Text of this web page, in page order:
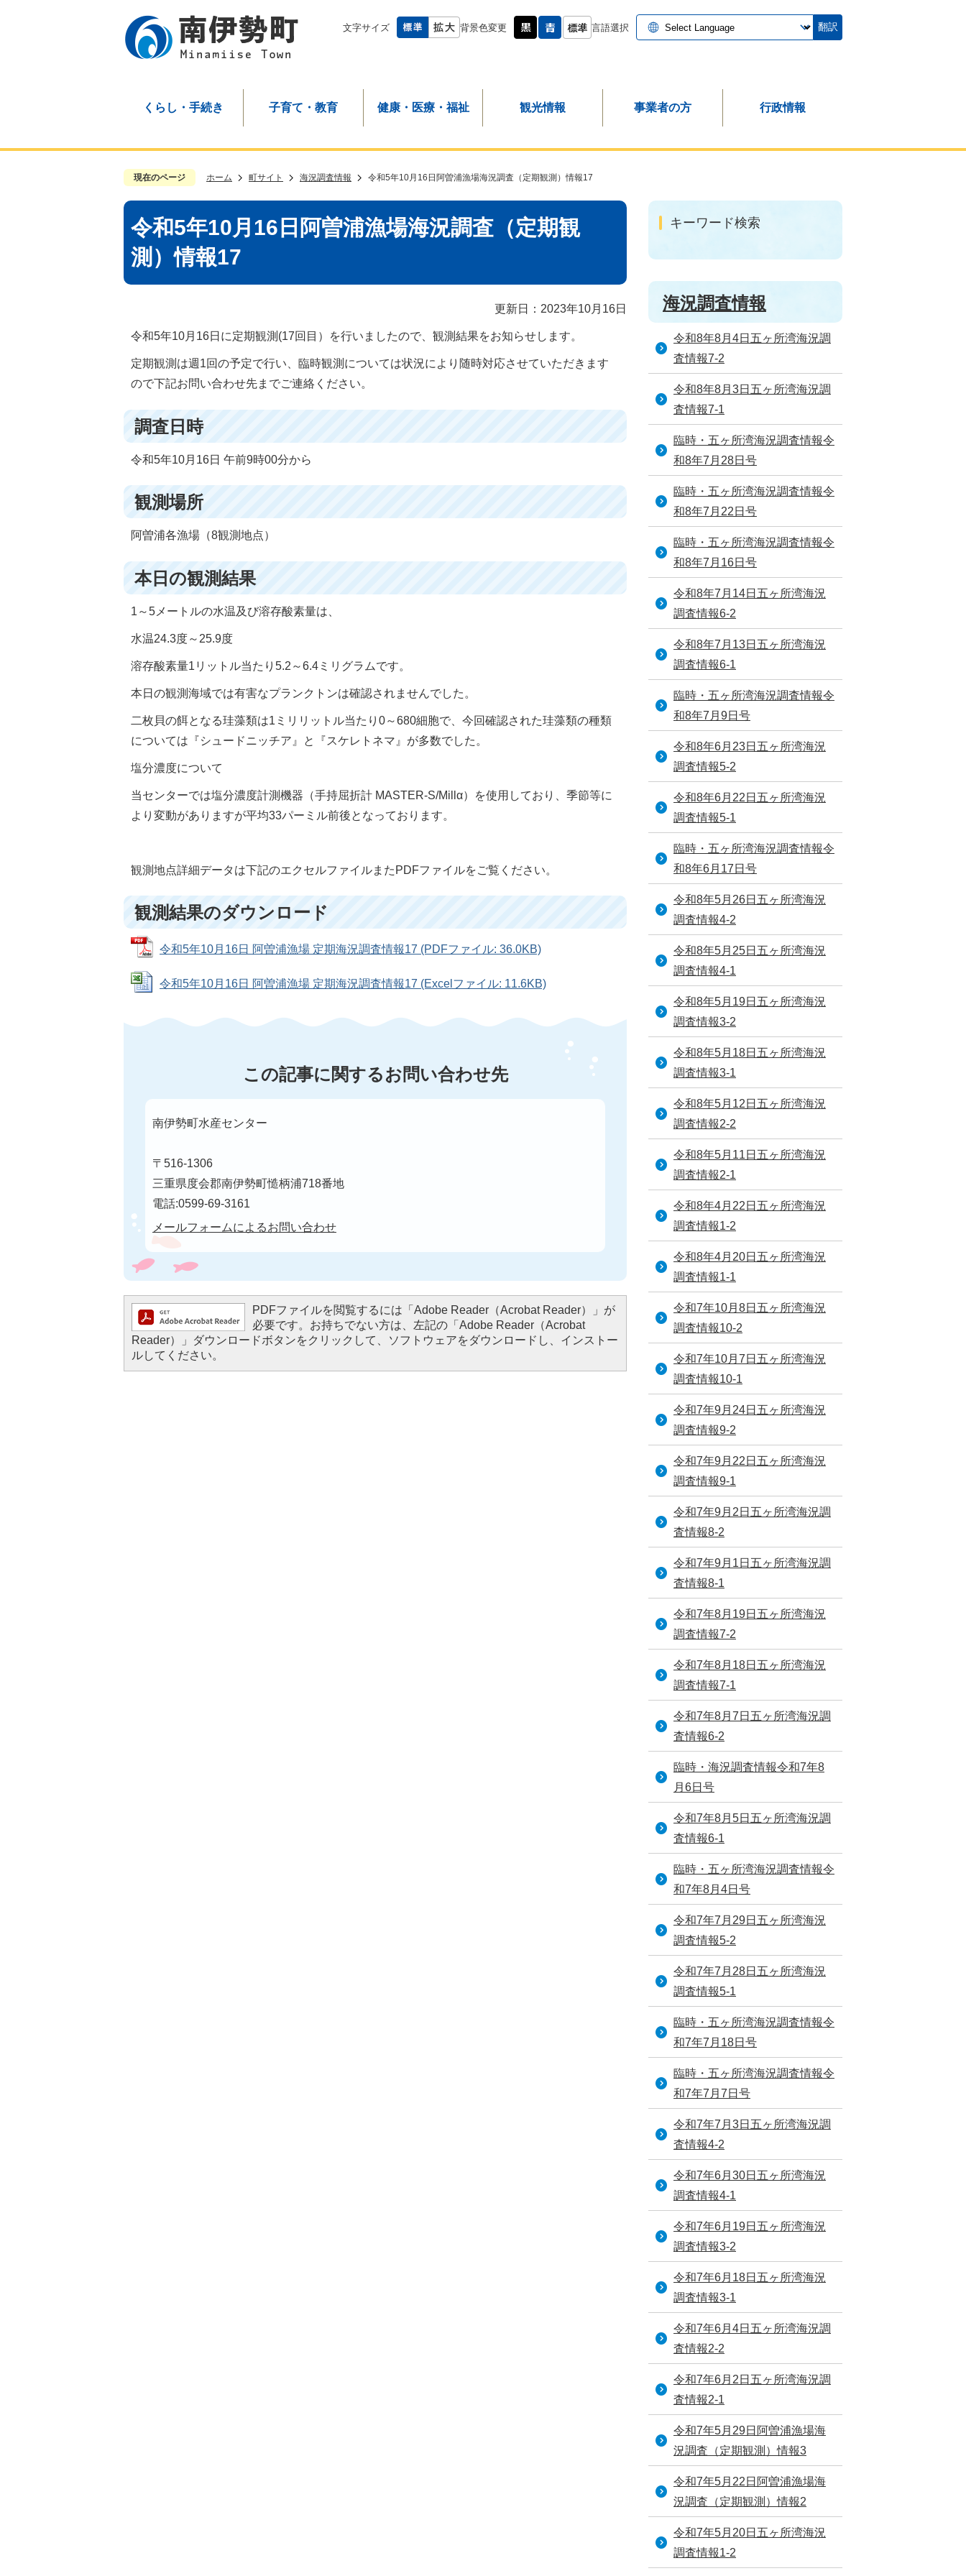
文字サイズ 背景色変更 言語選択 翻訳
くらし・手続き 子育て・教育 健康・医療・福祉 観光情報 事業者の方 行政情報
現在のページ ホーム 町サイト 海況調査情報 令和5年10月16日阿曽浦漁場海況調査（定期観測）情報17
令和5年10月16日阿曽浦漁場海況調査（定期観
測）情報17
更新日：2023年10月16日
令和5年10月16日に定期観測(17回目）を行いましたので、観測結果をお知らせします。
定期観測は週1回の予定で行い、臨時観測については状況により随時対応させていただきます
ので下記お問い合わせ先までご連絡ください。
調査日時
令和5年10月16日 午前9時00分から
観測場所
阿曽浦各漁場（8観測地点）
本日の観測結果
1～5メートルの水温及び溶存酸素量は、
水温24.3度～25.9度
溶存酸素量1リットル当たり5.2～6.4ミリグラムです。
本日の観測海域では有害なプランクトンは確認されませんでした。
二枚貝の餌となる珪藻類は1ミリリットル当たり0～680細胞で、今回確認された珪藻類の種類
については『シュードニッチア』と『スケレトネマ』が多数でした。
塩分濃度について
当センターでは塩分濃度計測機器（手持屈折計 MASTER-S/Millα）を使用しており、季節等に
より変動がありますが平均33パーミル前後となっております。
観測地点詳細データは下記のエクセルファイルまたPDFファイルをご覧ください。
観測結果のダウンロード
令和5年10月16日 阿曽浦漁場 定期海況調査情報17 (PDFファイル: 36.0KB)
令和5年10月16日 阿曽浦漁場 定期海況調査情報17 (Excelファイル: 11.6KB)
この記事に関するお問い合わせ先
南伊勢町水産センター
〒516-1306
三重県度会郡南伊勢町慥柄浦718番地
電話:0599-69-3161
メールフォームによるお問い合わせ
PDFファイルを閲覧するには「Adobe Reader（Acrobat Reader）」が
必要です。お持ちでない方は、左記の「Adobe Reader（Acrobat
Reader）」ダウンロードボタンをクリックして、ソフトウェアをダウンロードし、インストー
ルしてください。
キーワード検索
海況調査情報
令和8年8月4日五ヶ所湾海況調
査情報7-2
令和8年8月3日五ヶ所湾海況調
査情報7-1
臨時・五ヶ所湾海況調査情報令
和8年7月28日号
臨時・五ヶ所湾海況調査情報令
和8年7月22日号
臨時・五ヶ所湾海況調査情報令
和8年7月16日号
令和8年7月14日五ヶ所湾海況
調査情報6-2
令和8年7月13日五ヶ所湾海況
調査情報6-1
臨時・五ヶ所湾海況調査情報令
和8年7月9日号
令和8年6月23日五ヶ所湾海況
調査情報5-2
令和8年6月22日五ヶ所湾海況
調査情報5-1
臨時・五ヶ所湾海況調査情報令
和8年6月17日号
令和8年5月26日五ヶ所湾海況
調査情報4-2
令和8年5月25日五ヶ所湾海況
調査情報4-1
令和8年5月19日五ヶ所湾海況
調査情報3-2
令和8年5月18日五ヶ所湾海況
調査情報3-1
令和8年5月12日五ヶ所湾海況
調査情報2-2
令和8年5月11日五ヶ所湾海況
調査情報2-1
令和8年4月22日五ヶ所湾海況
調査情報1-2
令和8年4月20日五ヶ所湾海況
調査情報1-1
令和7年10月8日五ヶ所湾海況
調査情報10-2
令和7年10月7日五ヶ所湾海況
調査情報10-1
令和7年9月24日五ヶ所湾海況
調査情報9-2
令和7年9月22日五ヶ所湾海況
調査情報9-1
令和7年9月2日五ヶ所湾海況調
査情報8-2
令和7年9月1日五ヶ所湾海況調
査情報8-1
令和7年8月19日五ヶ所湾海況
調査情報7-2
令和7年8月18日五ヶ所湾海況
調査情報7-1
令和7年8月7日五ヶ所湾海況調
査情報6-2
臨時・海況調査情報令和7年8
月6日号
令和7年8月5日五ヶ所湾海況調
査情報6-1
臨時・五ヶ所湾海況調査情報令
和7年8月4日号
令和7年7月29日五ヶ所湾海況
調査情報5-2
令和7年7月28日五ヶ所湾海況
調査情報5-1
臨時・五ヶ所湾海況調査情報令
和7年7月18日号
臨時・五ヶ所湾海況調査情報令
和7年7月7日号
令和7年7月3日五ヶ所湾海況調
査情報4-2
令和7年6月30日五ヶ所湾海況
調査情報4-1
令和7年6月19日五ヶ所湾海況
調査情報3-2
令和7年6月18日五ヶ所湾海況
調査情報3-1
令和7年6月4日五ヶ所湾海況調
査情報2-2
令和7年6月2日五ヶ所湾海況調
査情報2-1
令和7年5月29日阿曽浦漁場海
況調査（定期観測）情報3
令和7年5月22日阿曽浦漁場海
況調査（定期観測）情報2
令和7年5月20日五ヶ所湾海況
調査情報1-2